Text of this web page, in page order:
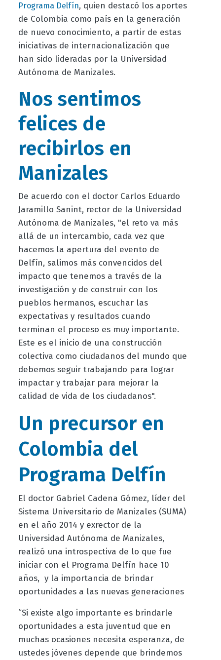
Programa Delfín, quien destacó los aportes
de Colombia como país en la generación
de nuevo conocimiento, a partir de estas
iniciativas de internacionalización que
han sido lideradas por la Universidad
Autónoma de Manizales.
Nos sentimos
felices de
recibirlos en
Manizales
De acuerdo con el doctor Carlos Eduardo
Jaramillo Sanint, rector de la Universidad
Autónoma de Manizales, "el reto va más
allá de un intercambio, cada vez que
hacemos la apertura del evento de
Delfín, salimos más convencidos del
impacto que tenemos a través de la
investigación y de construir con los
pueblos hermanos, escuchar las
expectativas y resultados cuando
terminan el proceso es muy importante.
Este es el inicio de una construcción
colectiva como ciudadanos del mundo que
debemos seguir trabajando para lograr
impactar y trabajar para mejorar la
calidad de vida de los ciudadanos".
Un precursor en
Colombia del
Programa Delfín
El doctor Gabriel Cadena Gómez, líder del
Sistema Universitario de Manizales (SUMA)
en el año 2014 y exrector de la
Universidad Autónoma de Manizales,
realizó una introspectiva de lo que fue
iniciar con el Programa Delfín hace 10
años, y la importancia de brindar
oportunidades a las nuevas generaciones
“Si existe algo importante es brindarle
oportunidades a esta juventud que en
muchas ocasiones necesita esperanza, de
ustedes jóvenes depende que brindemos